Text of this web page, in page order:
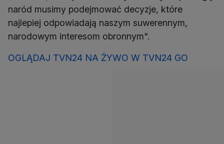
naród musimy podejmować decyzje, które
najlepiej odpowiadają naszym suwerennym,
narodowym interesom obronnym".
OGLĄDAJ TVN24 NA ŻYWO W TVN24 GO